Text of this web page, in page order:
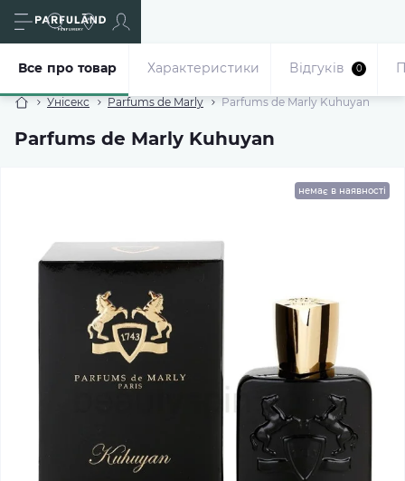
Унісекс Parfums de Marly Parfums de Marly Kuhuyan
Parfums de Marly Kuhuyan
Все про товар Характеристики Відгуків 0
немає в наявності